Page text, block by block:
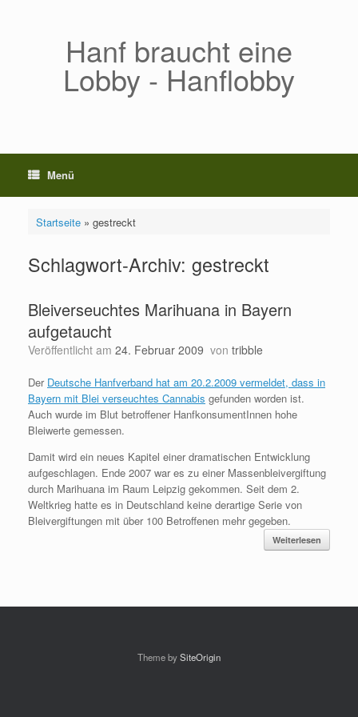
Hanf braucht eine
Lobby - Hanflobby
Menü
Startseite» gestreckt
Schlagwort-Archiv: gestreckt
Bleiverseuchtes Marihuana in Bayern
aufgetaucht
Veröffentlicht am 24. Februar 2009 von tribble
Der Deutsche Hanfverband hat am 20.2.2009 vermeldet, dass in
Bayern mit Blei verseuchtes Cannabis gefunden worden ist.
Auch wurde im Blut betroffener HanfkonsumentInnen hohe
Bleiwerte gemessen.
Damit wird ein neues Kapitel einer dramatischen Entwicklung
aufgeschlagen. Ende 2007 war es zu einer Massenbleivergiftung
durch Marihuana im Raum Leipzig gekommen. Seit dem 2.
Weltkrieg hatte es in Deutschland keine derartige Serie von
Bleivergiftungen mit über 100 Betroffenen mehr gegeben.
Weiterlesen
Theme bySiteOrigin